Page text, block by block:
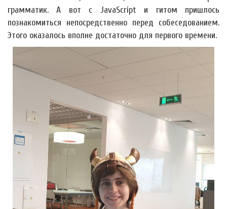
грамматик. А вот с JavaScript и гитом пришлось
познакомиться непосредственно перед собеседованием.
Этого оказалось вполне достаточно для первого времени.